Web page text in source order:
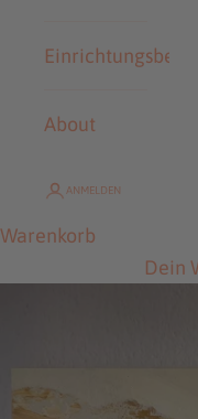
About
ANMELDEN
Warenkorb
Dein